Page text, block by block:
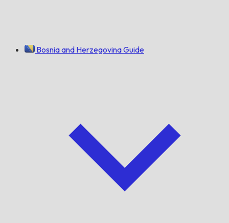
Bosnia and Herzegovina Guide